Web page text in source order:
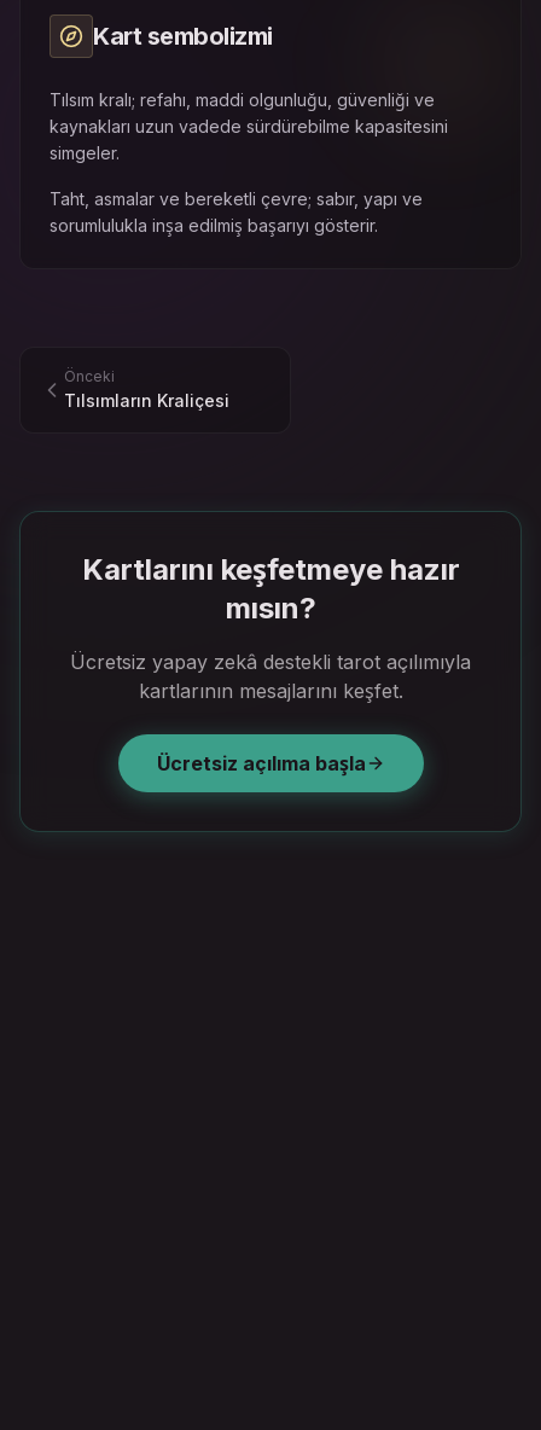
Kart sembolizmi
Tılsım kralı; refahı, maddi olgunluğu, güvenliği ve
kaynakları uzun vadede sürdürebilme kapasitesini
simgeler.
Taht, asmalar ve bereketli çevre; sabır, yapı ve
sorumlulukla inşa edilmiş başarıyı gösterir.
Önceki
Tılsımların Kraliçesi
Kartlarını keşfetmeye hazır
mısın?
Ücretsiz yapay zekâ destekli tarot açılımıyla
kartlarının mesajlarını keşfet.
Ücretsiz açılıma başla